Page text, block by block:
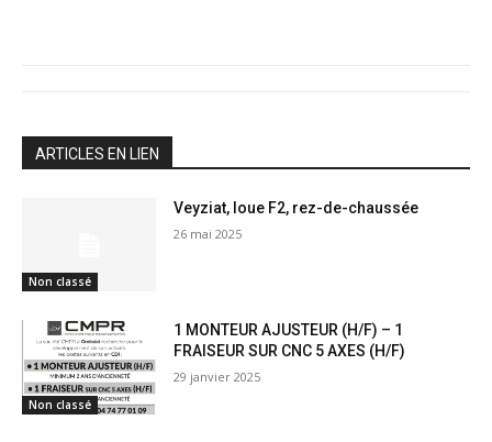
ARTICLES EN LIEN
Non classé
Veyziat, loue F2, rez-de-chaussée
26 mai 2025
Non classé
1 MONTEUR AJUSTEUR (H/F) – 1
FRAISEUR SUR CNC 5 AXES (H/F)
29 janvier 2025